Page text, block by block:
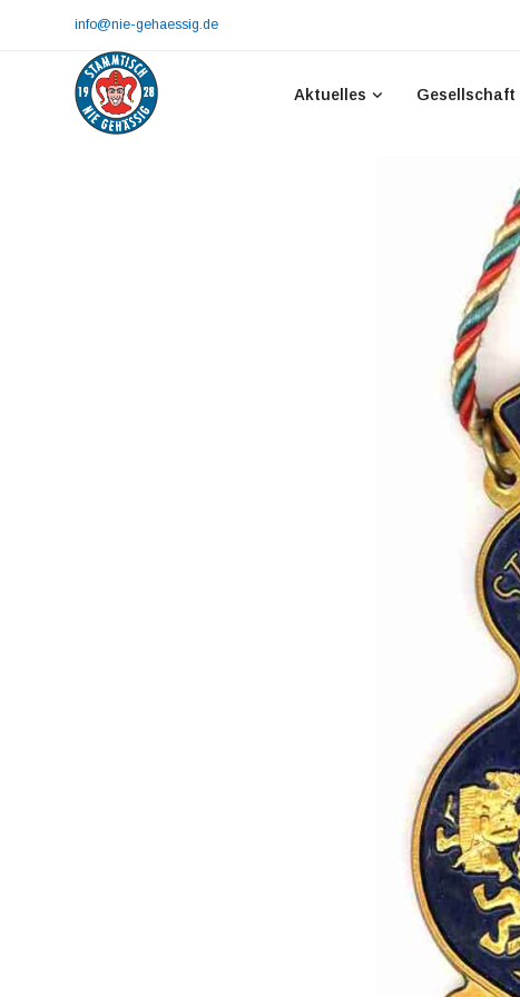
info@nie-gehaessig.de
Aktuelles Gesellschaft